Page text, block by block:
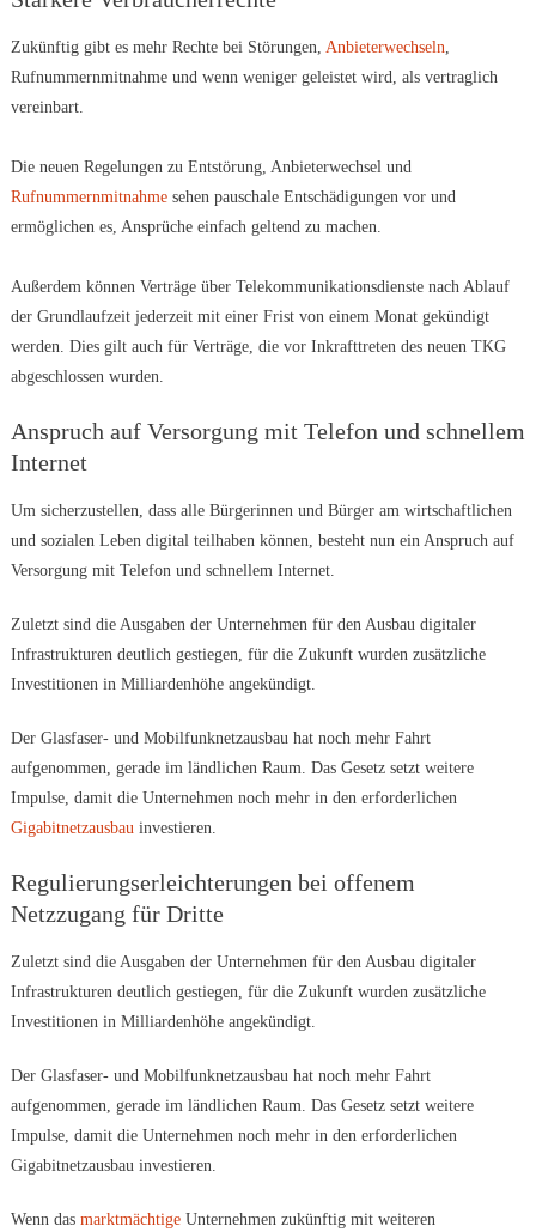
Zukünftig gibt es mehr Rechte bei Störungen, Anbieterwechseln
Rufnummernmitnahme und wenn weniger geleistet wird, als vertraglich
vereinbart.
Die neuen Regelungen zu Entstörung, Anbieterwechsel und
Rufnummernmitnahmesehen pauschale Entschädigungen vor und
ermöglichen es, Ansprüche einfach geltend zu machen.
Außerdem können Verträge über Telekommunikationsdienste nach Ablauf
der Grundlaufzeit jederzeit mit einer Frist von einem Monat gekündigt
werden. Dies gilt auch für Verträge, die vor Inkrafttreten des neuen TKG
abgeschlossen wurden.
Anspruch auf Versorgung mit Telefon und schnellem
Internet
Um sicherzustellen, dass alle Bürgerinnen und Bürger am wirtschaftlichen
und sozialen Leben digital teilhaben können, besteht nun ein Anspruch auf
Versorgung mit Telefon und schnellem Internet.
Zuletzt sind die Ausgaben der Unternehmen für den Ausbau digitaler
Infrastrukturen deutlich gestiegen, für die Zukunft wurden zusätzliche
Investitionen in Milliardenhöhe angekündigt.
Der Glasfaser- und Mobilfunknetzausbau hat noch mehr Fahrt
aufgenommen, gerade im ländlichen Raum. Das Gesetz setzt weitere
Impulse, damit die Unternehmen noch mehr in den erforderlichen
Gigabitnetzausbau investieren.
Regulierungserleichterungen bei offenem
Netzzugang für Dritte
Zuletzt sind die Ausgaben der Unternehmen für den Ausbau digitaler
Infrastrukturen deutlich gestiegen, für die Zukunft wurden zusätzliche
Investitionen in Milliardenhöhe angekündigt.
Der Glasfaser- und Mobilfunknetzausbau hat noch mehr Fahrt
aufgenommen, gerade im ländlichen Raum. Das Gesetz setzt weitere
Impulse, damit die Unternehmen noch mehr in den erforderlichen
Gigabitnetzausbau investieren.
Wenn das marktmächtigeUnternehmen zukünftig mit weiteren